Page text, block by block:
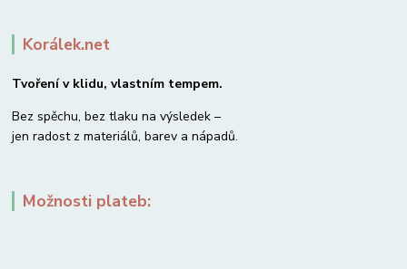
Korálek.net
Tvoření v klidu, vlastním tempem.
Bez spěchu, bez tlaku na výsledek –
jen radost z materiálů, barev a nápadů.
Možnosti plateb: